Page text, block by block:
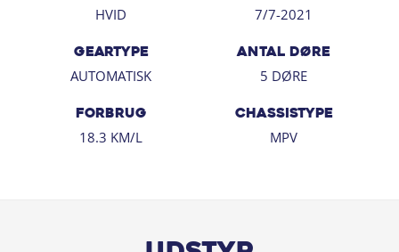
HVID 7/7-2021
GEARTYPE
AUTOMATISK
ANTAL DØRE
5 DØRE
FORBRUG
18.3 KM/L
CHASSISTYPE
MPV